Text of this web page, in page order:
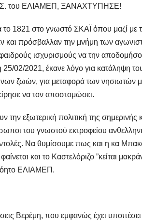
Δ.Σ. του ΕΛΙΑΜΕΠ, ΞΑΝΑΧΤΥΠΗΣΕ!
1821 στο γνωστό ΣΚΑΪ όπου μαζί με
πρόσβαλλαν την μνήμη των
ισχυρισμούς να την
25/02/2021, έκανε λόγο για κατάληψη
ζωών, για μεταφορά των νησιωτών
να τον αποστομώσει.
την εξωτερική πολιτική της
του γνωστού εκτροφείου
Να θυμίσουμε πως και η κα
και το Καστελόριζο ”κείται
ΕΛΙΑΜΕΠ.
Βερέμη, που εμφανώς έχει